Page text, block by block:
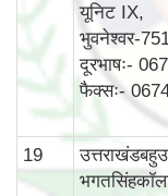
यूनिट IX,
भुवनेश्वर-
दूरभाषः-
फैक्सः-
19